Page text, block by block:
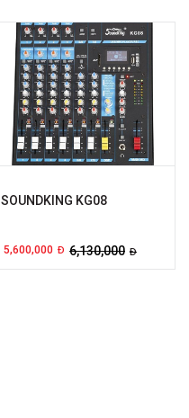
SOUNDKING KG08
5,600,000 Đ 6,130,000 Đ